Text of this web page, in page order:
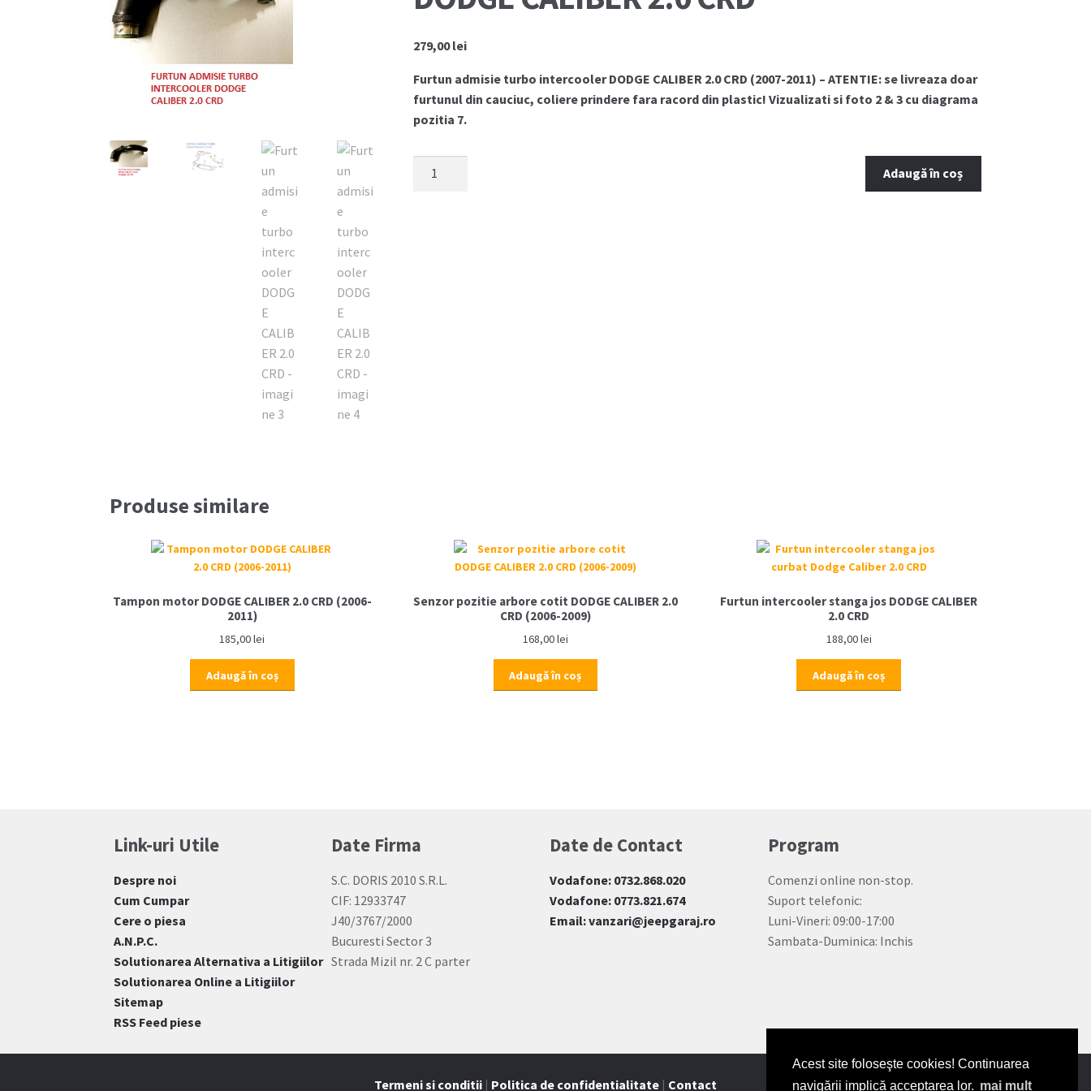
Acest site foloseşte cookies! Continuarea
navigării implică acceptarea lor. mai mult
279,00lei
Furtun admisie turbo intercooler DODGE CALIBER 2.0 CRD (2007-2011) – ATENTIE: se livreaza doar
furtunul din cauciuc, coliere prindere fara racord din plastic! Vizualizati si foto 2 & 3 cu diagrama
pozitia 7.
Adaugă în coș
Produse similare
Tampon motor DODGE CALIBER 2.0 CRD (2006-
2011)
185,00lei
Adaugă în coș
Senzor pozitie arbore cotit DODGE CALIBER 2.0
CRD (2006-2009)
168,00lei
Adaugă în coș
Furtun intercooler stanga jos DODGE CALIBER
2.0 CRD
188,00lei
Adaugă în coș
Link-uri Utile
Despre noi
Cum Cumpar
Cere o piesa
A.N.P.C.
Solutionarea Alternativa a Litigiilor
Solutionarea Online a Litigiilor
Sitemap
RSS Feed piese
Date Firma
S.C. DORIS 2010 S.R.L.
CIF: 12933747
J40/3767/2000
Bucuresti Sector 3
Strada Mizil nr. 2 C parter
Date de Contact
Vodafone: 0732.868.020
Vodafone: 0773.821.674
Email: vanzari@jeepgaraj.ro
Program
Comenzi online non-stop.
Suport telefonic:
Luni-Vineri: 09:00-17:00
Sambata-Duminica: Inchis
Termeni si conditii | Politica de confidentialitate | Contact